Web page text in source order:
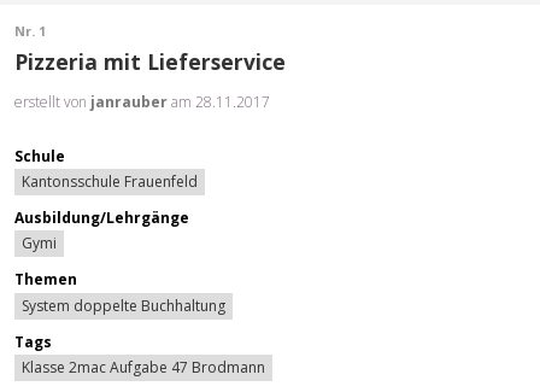
Nr. 1
Pizzeria mit Lieferservice
erstellt von janrauberam 28.11.2017
Schule
Kantonsschule Frauenfeld
Ausbildung/Lehrgänge
Gymi
Themen
System doppelte Buchhaltung
Tags
Klasse 2mac Aufgabe 47 Brodmann